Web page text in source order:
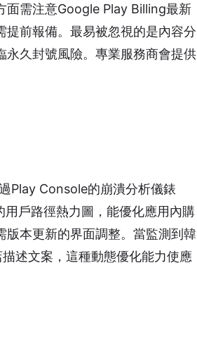
面需注意Google Play Billing最新
前報備。最易被忽視的是內容分
永久封號風險。專業服務商會提供
Play Console的崩潰分析儀錶
戶路徑熱力圖，能優化應用內購
本更新的界面調整。當監測到韓
述文案，這種動態優化能力使應